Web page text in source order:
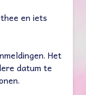
en iets
Het
datum te